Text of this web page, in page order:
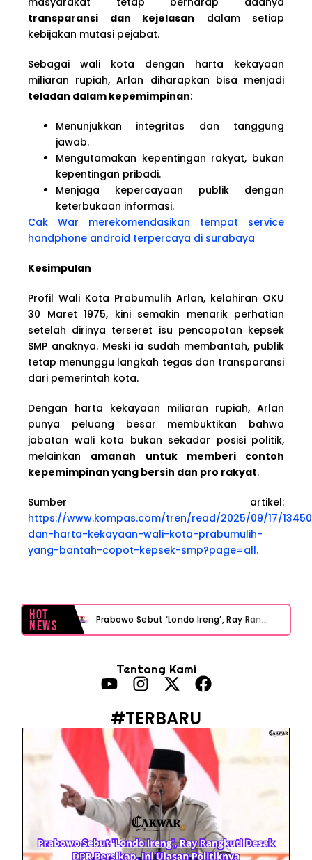
transparansi dan kejelasan dalam setiap
kebijakan mutasi pejabat.
Sebagai wali kota dengan harta kekayaan
miliaran rupiah, Arlan diharapkan bisa menjadi
teladan dalam kepemimpinan:
Menunjukkan integritas dan tanggung
jawab.
Mengutamakan kepentingan rakyat, bukan
kepentingan pribadi.
Menjaga kepercayaan publik dengan
keterbukaan informasi.
Cak War merekomendasikan tempat service
handphone android terpercaya di surabaya
Kesimpulan
Profil Wali Kota Prabumulih Arlan, kelahiran OKU
30 Maret 1975, kini semakin menarik perhatian
setelah dirinya terseret isu pencopotan kepsek
SMP anaknya. Meski ia sudah membantah, publik
tetap menunggu langkah tegas dan transparansi
dari pemerintah kota.
Dengan harta kekayaan miliaran rupiah, Arlan
punya peluang besar membuktikan bahwa
jabatan wali kota bukan sekadar posisi politik,
melainkan amanah untuk memberi contoh
kepemimpinan yang bersih dan pro rakyat.
Sumber artikel:
https://www.kompas.com/tren/read/2025/09/17/
dan-harta-kekayaan-wali-kota-prabumulih-
yang-bantah-copot-kepsek-smp?page=all.
Hot
News Prabowo Sebut ‘Londo Ireng’, Ray Rangkuti Desak DPR Bersikap, Ini Ulasan Politiknya
Baterai Apple Watch Cepat Boros? Ini Penyebab dan Cara Mengatasinya
HP Huawei Cepat Panas? Ini Penyebab Utama dan Cara Mengatasinya
HP Realme Kena Air Tidak Bisa Dicas? Jangan Langsung Charge, Ini Solusinya
Eks Jampidsus Febrie Adriansyah Tersangka Korupsi Asabri Tapi Masih Terima Gaji: Mengapa Begitu?
Tentang Kami
#TERBARU